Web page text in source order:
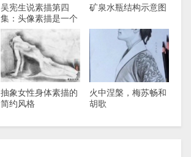
吴宪生说素描第四
集：头像素描是一个
从低级阶段向高级阶
段过渡
矿泉水瓶结构示意图
抽象女性身体素描的
简约风格
火中涅槃，梅苏畅和
胡歌